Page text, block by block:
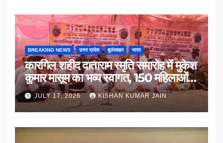
BREAKING NEWS उत्तर प्रदेश बुलंदशहर भारत
कारगिल शहीद दाताराम स्मृति समारोह में मुकेश
कुमार मासूम का भव्य स्वागत, 150 महिलाओं
का सम्मान
JULY 17, 2026 KISHAN KUMAR JAIN